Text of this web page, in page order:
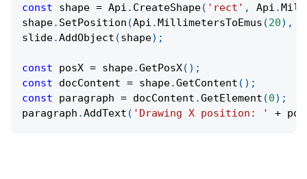
const shape = Api . CreateShape( 'rect' , Api .
shape. SetPosition (Api .MillimetersToEmus (20) ,
slide.AddObject (shape) ;
const posX = shape.GetPosX( ) ;
const docContent = shape.GetContent ( ) ;
const paragraph = docContent .GetElement (0) ;
paragraph .AddText ( 'Drawing X position: ' +